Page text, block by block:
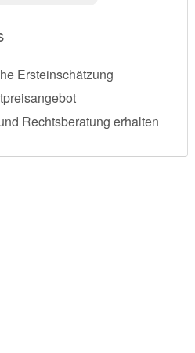
Ersteinschätzung
Rechtsberatung erhalten